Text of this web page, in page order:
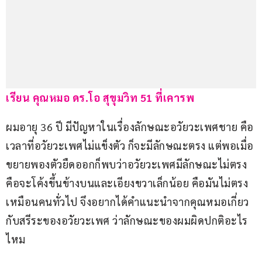
เรียน คุณหมอ ดร.โอ สุขุมวิท 51 ที่เคารพ
ผมอายุ 36 ปี มีปัญหาในเรื่องลักษณะอวัยวะเพศชาย คือ
เวลาที่อวัยวะเพศไม่แข็งตัว ก็จะมีลักษณะตรง แต่พอเมื่อ
ขยายพองตัวยืดออกก็พบว่าอวัยวะเพศมีลักษณะไม่ตรง
คือจะโค้งขึ้นข้างบนและเอียงขวาเล็กน้อย คือมันไม่ตรง
เหมือนคนทั่วไป จึงอยากได้คำแนะนำจากคุณหมอเกี่ยว
กับสรีระของอวัยวะเพศ ว่าลักษณะของผมผิดปกติอะไร
ไหม